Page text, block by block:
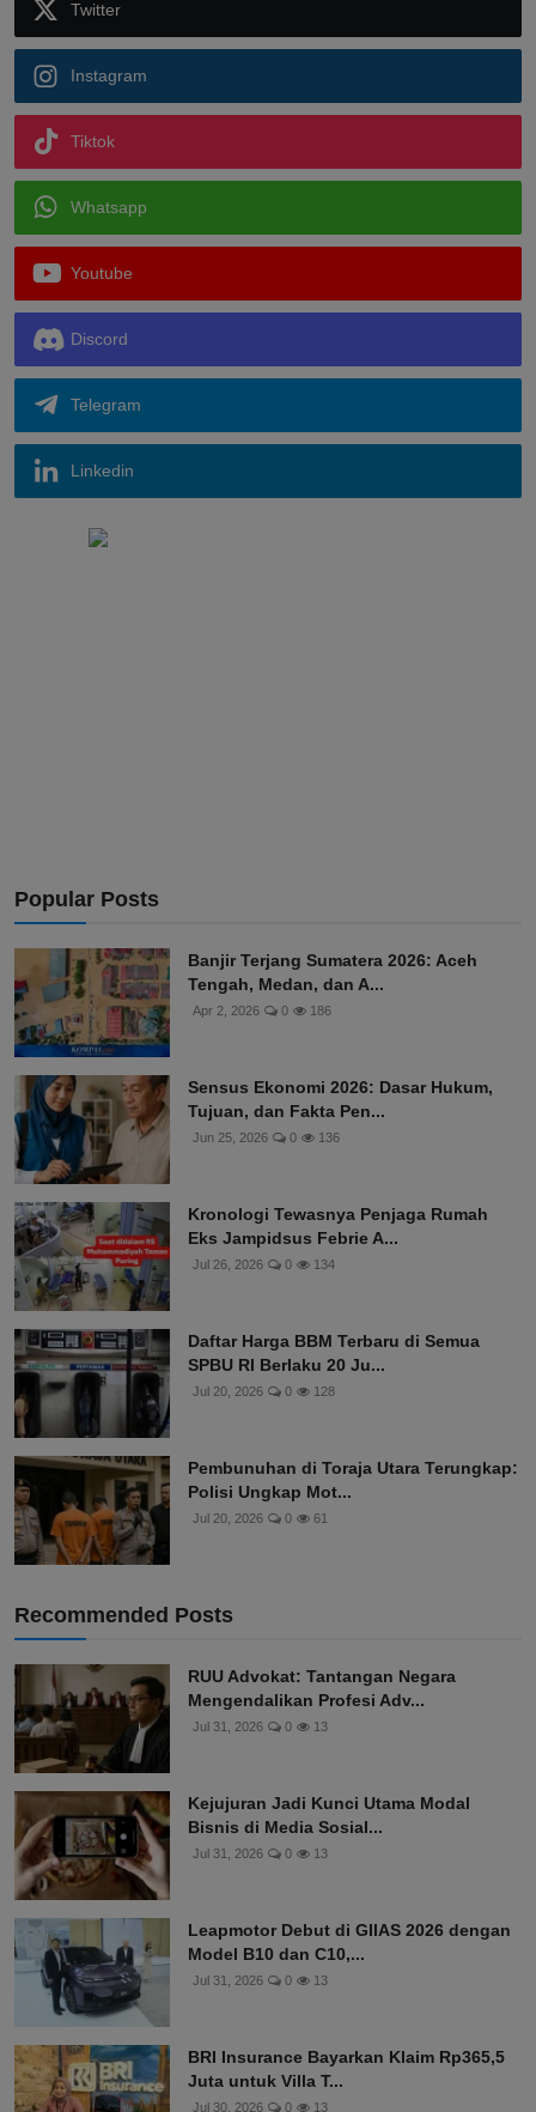
Twitter
Instagram
Tiktok
Whatsapp
Youtube
Discord
Telegram
Linkedin
Popular Posts
Banjir Terjang Sumatera 2026: Aceh
Tengah, Medan, dan A...
Apr 2, 2026 0 186
Sensus Ekonomi 2026: Dasar Hukum,
Tujuan, dan Fakta Pen...
Jun 25, 2026 0 136
Kronologi Tewasnya Penjaga Rumah
Eks Jampidsus Febrie A...
Jul 26, 2026 0 134
Daftar Harga BBM Terbaru di Semua
SPBU RI Berlaku 20 Ju...
Jul 20, 2026 0 128
Pembunuhan di Toraja Utara Terungkap:
Polisi Ungkap Mot...
Jul 20, 2026 0 61
Recommended Posts
RUU Advokat: Tantangan Negara
Mengendalikan Profesi Adv...
Jul 31, 2026 0 13
Kejujuran Jadi Kunci Utama Modal
Bisnis di Media Sosial...
Jul 31, 2026 0 13
Leapmotor Debut di GIIAS 2026 dengan
Model B10 dan C10,...
Jul 31, 2026 0 13
BRI Insurance Bayarkan Klaim Rp365,5
Juta untuk Villa T...
Jul 30, 2026 0 13